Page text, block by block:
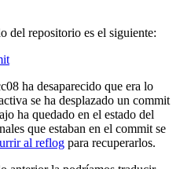
del repositorio es el siguiente:
ha desaparecido que era lo
se ha desplazado un commit
ha quedado en el estado del
que estaban en el commit se
al reflog para recuperarlos.